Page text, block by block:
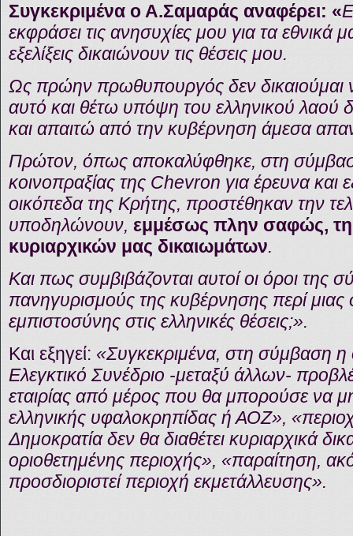
Συγκεκριμένα ο Α.Σαμαράς αναφέρει: «
εκφράσει τις ανησυχίες μου για τα εθνικά
εξελίξεις δικαιώνουν τις θέσεις μου.
Ως πρώην πρωθυπουργός δεν δικαιούμαι
αυτό και θέτω υπόψη του ελληνικού λαού
και απαιτώ από την κυβέρνηση άμεσα
Πρώτον, όπως αποκαλύφθηκε, στη
κοινοπραξίας της Chevron για έρευνα και
οικόπεδα της Κρήτης, προστέθηκαν την
υποδηλώνουν, εμμέσως πλην σαφώς,
κυριαρχικών μας δικαιωμάτων.
Και πως συμβιβάζονται αυτοί οι όροι της
πανηγυρισμούς της κυβέρνησης περί
εμπιστοσύνης στις ελληνικές θέσεις;».
Και εξηγεί: «Συγκεκριμένα, στη σύμβαση η
Ελεγκτικό Συνέδριο -μεταξύ άλλων-
εταιρίας από μέρος που θα μπορούσε να
ελληνικής υφαλοκρηπίδας ή ΑΟΖ»,
Δημοκρατία δεν θα διαθέτει κυριαρχικά
οριοθετημένης περιοχής», «παραίτηση,
προσδιοριστεί περιοχή εκμετάλλευσης».